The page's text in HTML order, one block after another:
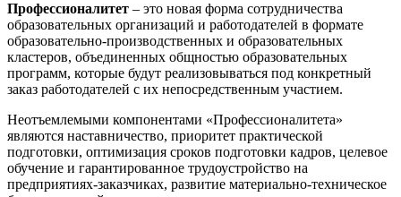
Профессионалитет – это новая форма сотрудничества
образовательных организаций и работодателей в формате
образовательно-производственных и образовательных
кластеров, объединенных общностью образовательных
программ, которые будут реализовываться под конкретный
заказ работодателей с их непосредственным участием.
Неотъемлемыми компонентами «Профессионалитета»
являются наставничество, приоритет практической
подготовки, оптимизация сроков подготовки кадров, целевое
обучение и гарантированное трудоустройство на
предприятиях-заказчиках, развитие материально-техническое